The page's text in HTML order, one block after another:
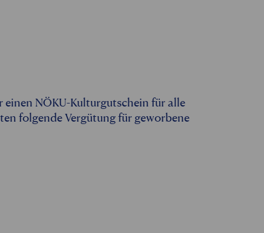
einen NÖKU-Kulturgutschein für alle
folgende Vergütung für geworbene